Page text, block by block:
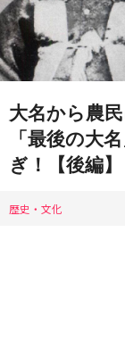
大名から農
「最後の大
ぎ！【後編】
歴史・文化